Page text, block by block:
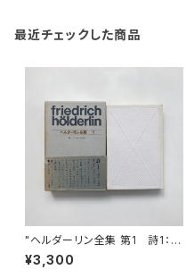
最近チェックした商品
"ヘルダーリン全集 第1 詩1：1
784-1800" ヘルダーリン著 /
手塚富雄他訳
¥3,300